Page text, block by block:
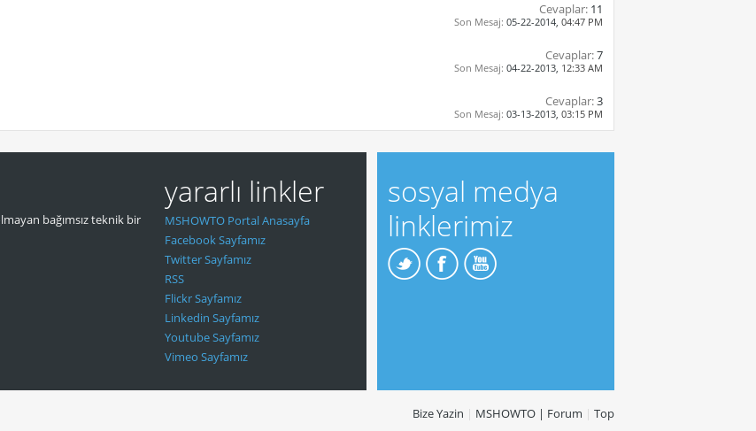
Cevaplar: 11
Son Mesaj: 05-22-2014, 04:47 PM
Cevaplar:7
Son Mesaj: 04-22-2013, 12:33 AM
Cevaplar:3
Son Mesaj: 03-13-2013, 03:15 PM
bağımsız teknik bir
yararlı linkler
MSHOWTO Portal Anasayfa
Facebook Sayfamız
Twitter Sayfamız
RSS
Flickr Sayfamız
Linkedin Sayfamız
Youtube Sayfamız
Vimeo Sayfamız
sosyal medya
linklerimiz
Bize Yazin | MSHOWTO | Forum | Top